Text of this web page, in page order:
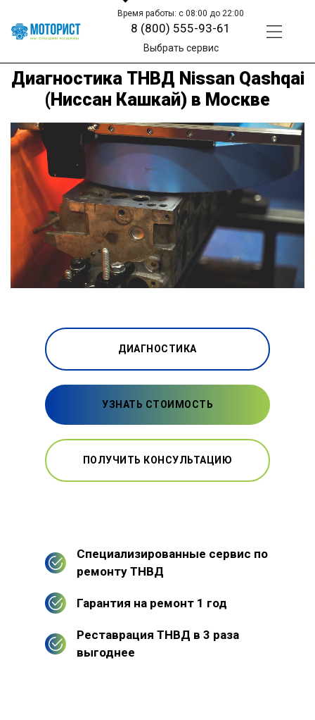
Время работы: с 08:00 до 22:00
8 (800) 555-93-61
Выбрать сервис
Диагностика ТНВД Nissan Qashqai
(Ниссан Кашкай) в Москве
ДИАГНОСТИКА
УЗНАТЬ СТОИМОСТЬ
ПОЛУЧИТЬ КОНСУЛЬТАЦИЮ
Специализированные сервис по
ремонту ТНВД
Гарантия на ремонт 1 год
Реставрация ТНВД в 3 раза
выгоднее